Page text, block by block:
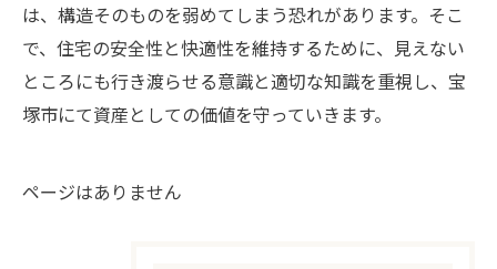
は、構造そのものを弱めてしまう恐れがあります。そこ
で、住宅の安全性と快適性を維持するために、見えない
ところにも行き渡らせる意識と適切な知識を重視し、宝
塚市にて資産としての価値を守っていきます。
ページはありません